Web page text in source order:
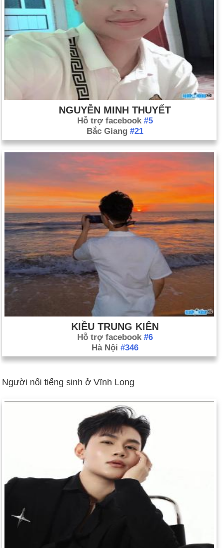
NGUYỄN MINH THUYẾT
Hỗ trợ facebook #5
Bắc Giang #21
KIỀU TRUNG KIÊN
Hỗ trợ facebook #6
Hà Nội #346
Người nổi tiếng sinh ở Vĩnh Long